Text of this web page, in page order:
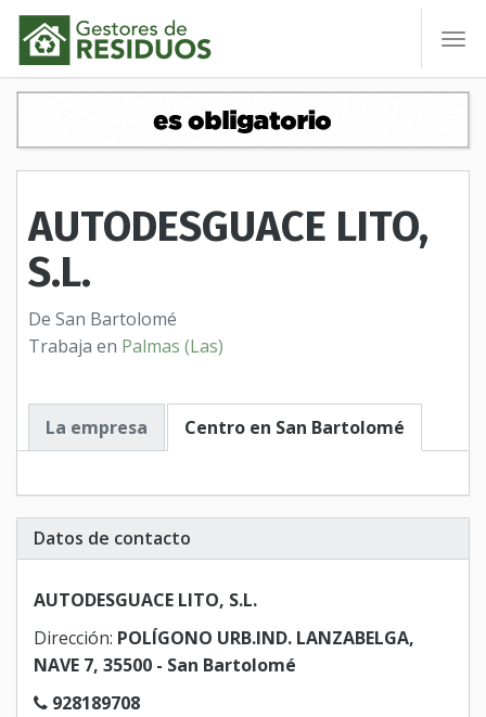
AUTODESGUACE LITO,
S.L.
De San Bartolomé
Trabaja en Palmas (Las)
La empresa Centro en San Bartolomé
Datos de contacto
AUTODESGUACE LITO, S.L.
Dirección: POLÍGONO URB.IND. LANZABELGA,
NAVE 7, 35500 - San Bartolomé
928189708